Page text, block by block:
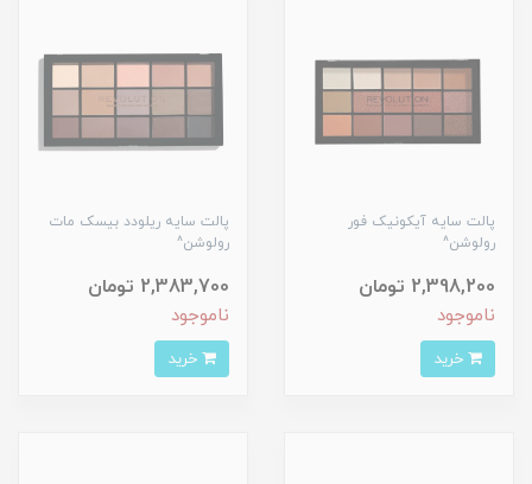
پالت سایه آیکونیک فور
رولوشن^
2,398,200 تومان
ناموجود
پالت سایه ریلودد بیسک مات
رولوشن^
2,383,700 تومان
ناموجود